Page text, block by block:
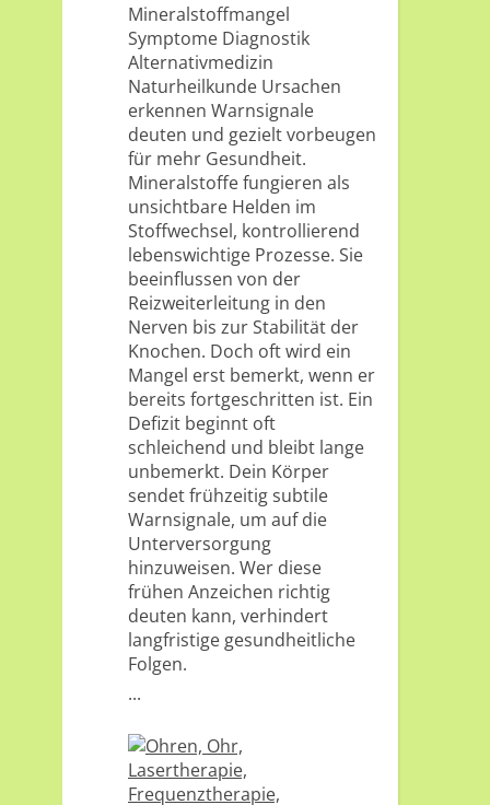
Mineralstoffmangel
Symptome Diagnostik
Alternativmedizin
Naturheilkunde Ursachen
erkennen Warnsignale
deuten und gezielt vorbeugen
für mehr Gesundheit.
Mineralstoffe fungieren als
unsichtbare Helden im
Stoffwechsel, kontrollierend
lebenswichtige Prozesse. Sie
beeinflussen von der
Reizweiterleitung in den
Nerven bis zur Stabilität der
Knochen. Doch oft wird ein
Mangel erst bemerkt, wenn er
bereits fortgeschritten ist. Ein
Defizit beginnt oft
schleichend und bleibt lange
unbemerkt. Dein Körper
sendet frühzeitig subtile
Warnsignale, um auf die
Unterversorgung
hinzuweisen. Wer diese
frühen Anzeichen richtig
deuten kann, verhindert
langfristige gesundheitliche
Folgen.
...